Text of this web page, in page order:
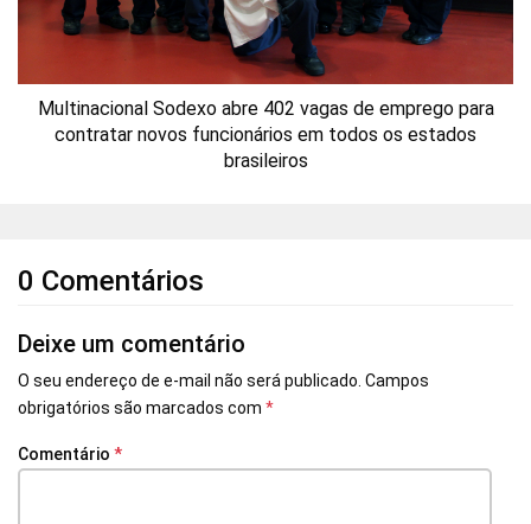
Multinacional Sodexo abre 402 vagas de emprego para
contratar novos funcionários em todos os estados
brasileiros
0 Comentários
Deixe um comentário
O seu endereço de e-mail não será publicado. Campos
obrigatórios são marcados com *
Comentário *